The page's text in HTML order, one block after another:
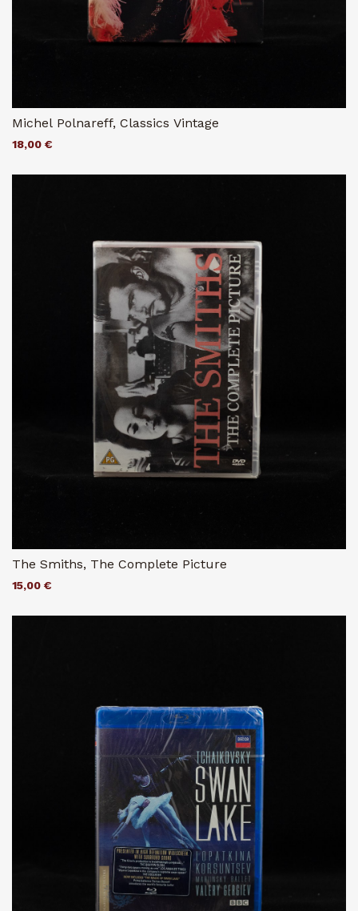
Michel Polnareff, Classics Vintage
18,00 €
The Smiths, The Complete Picture
15,00 €